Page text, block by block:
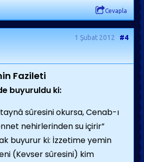
Cevapla
1 Şubat 2012 #4
Fazileti
buyuruldu ki:
sûresini okursa, Cenab-ı
nehirlerinden su içirir”
buyurur ki: İzzetime yemin
(Kevser sûresini) kim